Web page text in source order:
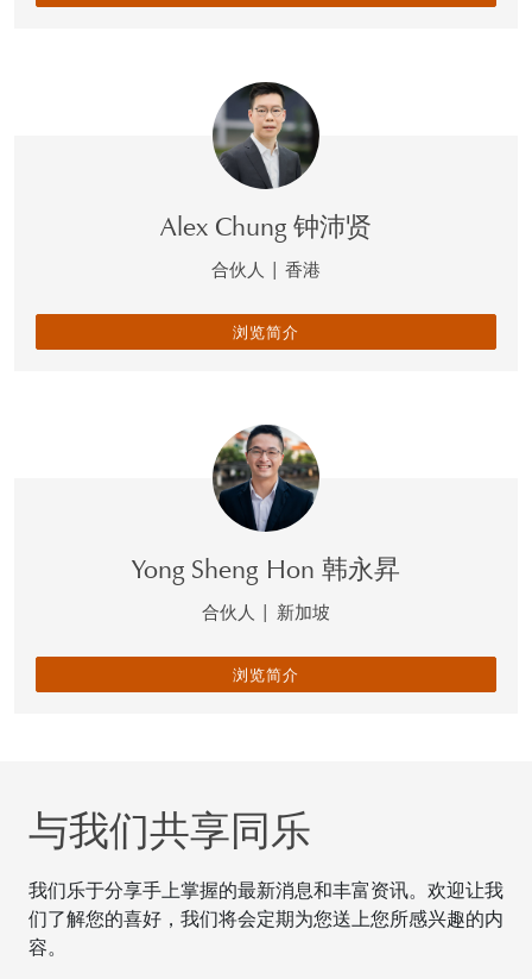
Alex Chung 钟沛贤
合伙人 | 香港
浏览简介
Yong Sheng Hon 韩永昇
合伙人 | 新加坡
浏览简介
与我们共享同乐
我们乐于分享手上掌握的最新消息和丰富资讯。欢迎让我
们了解您的喜好，我们将会定期为您送上您所感兴趣的内
容。